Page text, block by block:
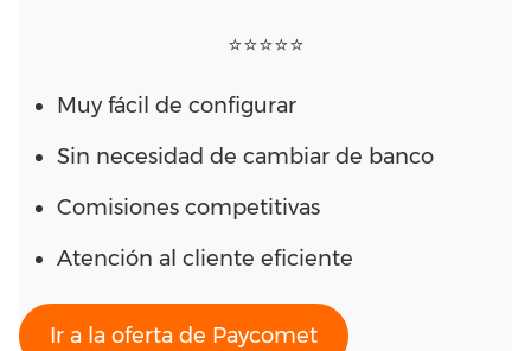
⭐⭐⭐⭐⭐
Muy fácil de configurar
Sin necesidad de cambiar de banco
Comisiones competitivas
Atención al cliente eficiente
Ir a la oferta de Paycomet